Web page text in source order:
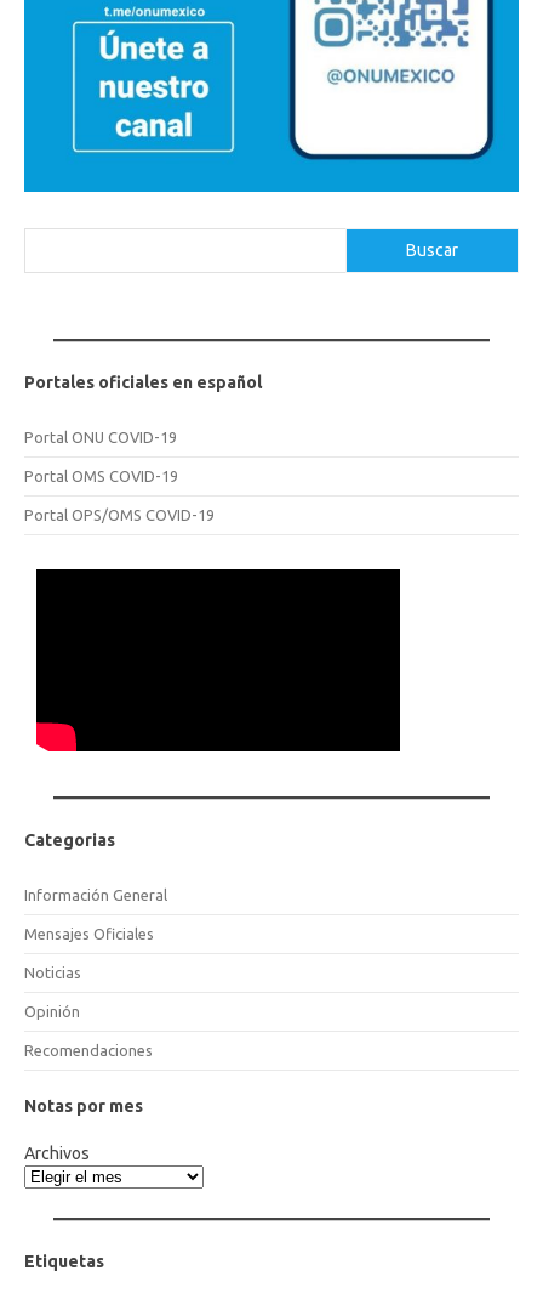
Buscar
Portales oficiales en español
Portal ONU COVID-19
Portal OMS COVID-19
Portal OPS/OMS COVID-19
Categorias
Información General
Mensajes Oficiales
Noticias
Opinión
Recomendaciones
Notas por mes
Archivos
Etiquetas